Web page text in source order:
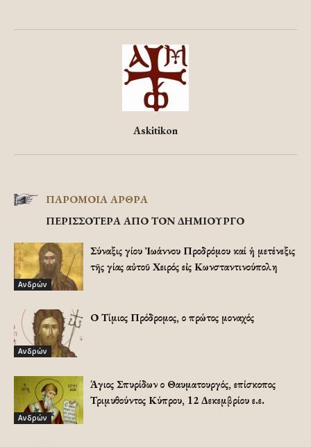
Askitikon
ΠΑΡΟΜΟΙΑ ΑΡΘΡΑ
ΠΕΡΙΣΣΟΤΕΡΑ ΑΠΟ ΤΟΝ ΔΗΜΙΟΥΡΓΟ
Ανδρών
Σύναξις Ἁγίου Ἰωάννου Προδρόμου καί ἡ μετένεξις
τῆς Ἁγίας αὐτοῦ Χειρός εἰς Κωνσταντινούπολη
Ανδρών
Ο Τίμιος Πρόδρομος, ο πρώτος μοναχός
Ανδρών
Άγιος Σπυρίδων ο Θαυματουργός, επίσκοπος
Τριμυθούντος Κύπρου, 12 Δεκεμβρίου ε.ε.